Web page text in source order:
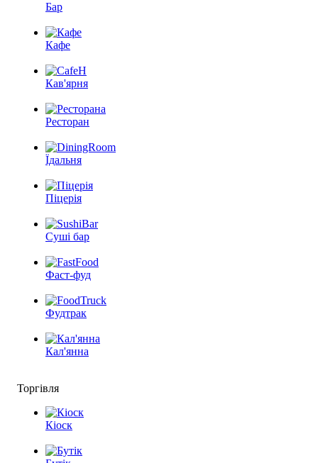
Бар
Кафе
Кав'ярня
Ресторан
Їдальня
Піцерія
Суші бар
Фаст-фуд
Фудтрак
Кал'янна
Торгівля
Кіоск